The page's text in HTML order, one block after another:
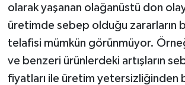
olarak yaşanan olağanüstü don
üretimde sebep olduğu zararların
telafisi mümkün görünmüyor.
ve benzeri ürünlerdeki artışların
fiyatları ile üretim yetersizliğinden